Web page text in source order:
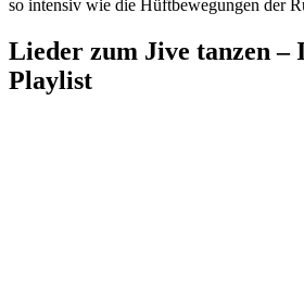
so intensiv wie die Hüftbewegungen der
Lieder zum Jive tanzen –
Playlist